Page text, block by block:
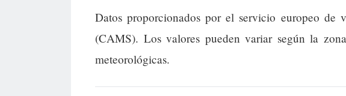
Datos proporcionados por el servicio europeo de
(CAMS). Los valores pueden variar según la
meteorológicas.